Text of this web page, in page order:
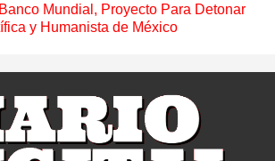
Mundial, Proyecto Para Detonar
y Humanista de México